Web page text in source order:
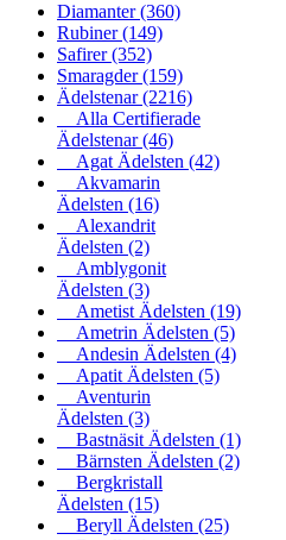
Diamanter(360)
Rubiner(149)
Safirer(352)
Smaragder(159)
Ädelstenar(2216)
Alla Certifierade
Ädelstenar(46)
Agat Ädelsten (42)
Akvamarin
Ädelsten (16)
Alexandrit
Ädelsten (2)
Amblygonit
Ädelsten (3)
Ametist Ädelsten (19)
Ametrin Ädelsten (5)
Andesin Ädelsten (4)
Apatit Ädelsten (5)
Aventurin
Ädelsten (3)
Bastnäsit Ädelsten (1)
Bärnsten Ädelsten (2)
Bergkristall
Ädelsten (15)
Beryll Ädelsten (25)